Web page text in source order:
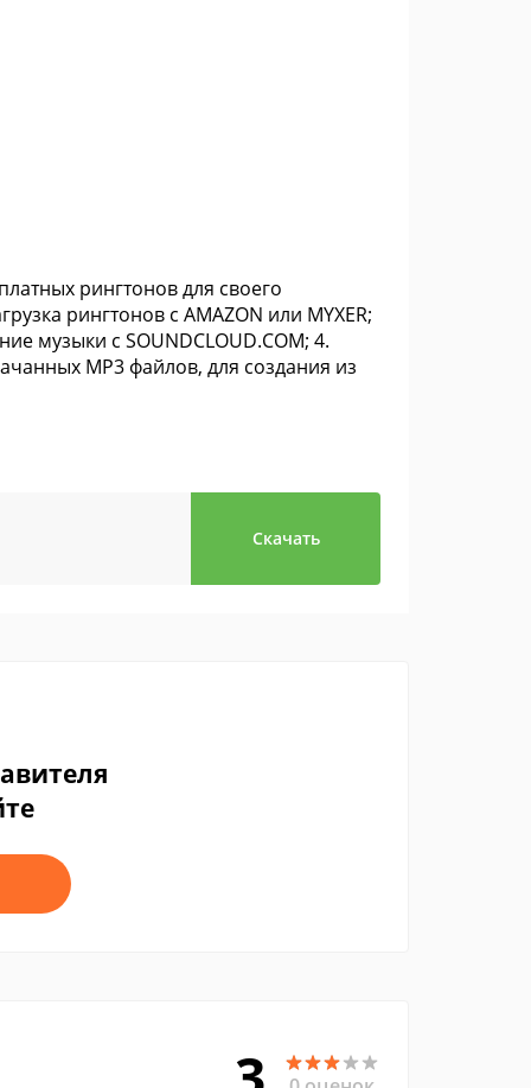
рингтонов для своего
рингтонов с AMAZON или MYXER;
музыки с SOUNDCLOUD.COM; 4.
MP3 файлов, для создания из
Скачать